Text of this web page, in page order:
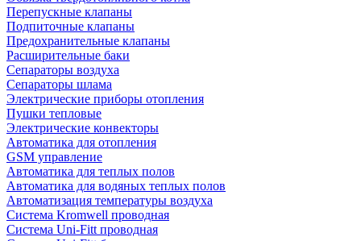
Перепускные клапаны
Подпиточные клапаны
Предохранительные клапаны
Расширительные баки
Сепараторы воздуха
Сепараторы шлама
Электрические приборы отопления
Пушки тепловые
Электрические конвекторы
Автоматика для отопления
GSM управление
Автоматика для теплых полов
Автоматика для водяных теплых полов
Автоматизация температуры воздуха
Система Kromwell проводная
Система Uni-Fitt проводная